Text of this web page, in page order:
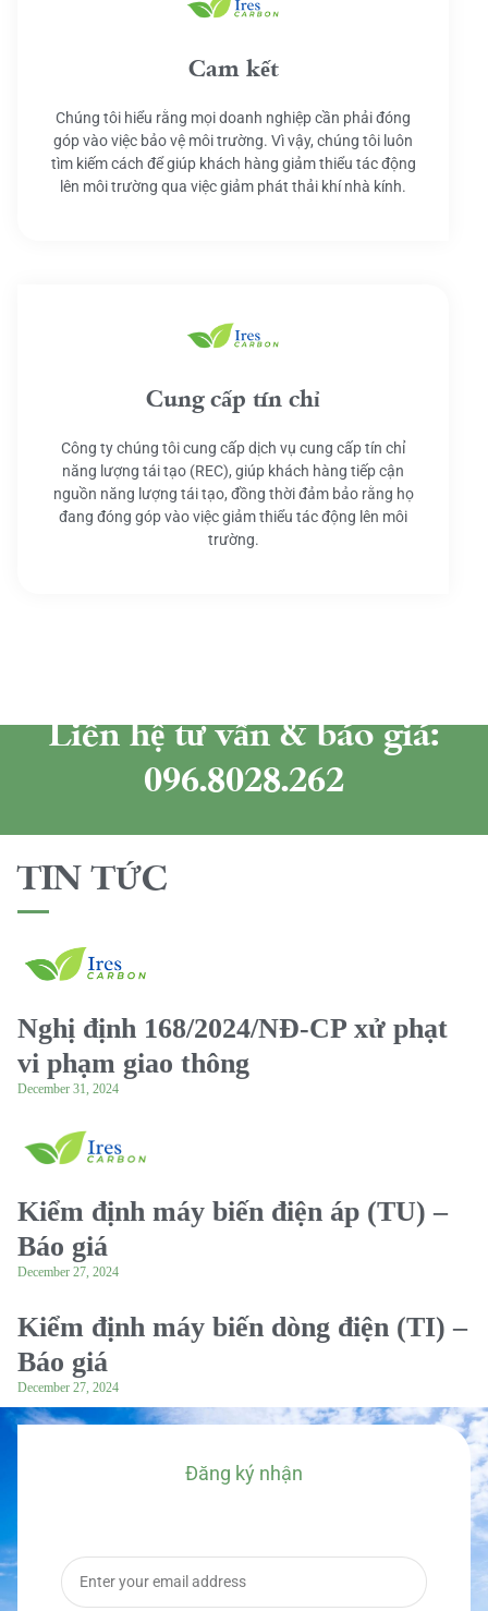
Cam kết
Chúng tôi hiểu rằng mọi doanh nghiệp cần phải đóng
góp vào việc bảo vệ môi trường. Vì vậy, chúng tôi luôn
tìm kiếm cách để giúp khách hàng giảm thiểu tác động
lên môi trường qua việc giảm phát thải khí nhà kính.
Cung cấp tín chỉ
Công ty chúng tôi cung cấp dịch vụ cung cấp tín chỉ
năng lượng tái tạo (REC), giúp khách hàng tiếp cận
nguồn năng lượng tái tạo, đồng thời đảm bảo rằng họ
đang đóng góp vào việc giảm thiểu tác động lên môi
trường.
Liên hệ tư vấn & báo giá:
096.8028.262
TIN TỨC
Nghị định 168/2024/NĐ-CP xử phạt
vi phạm giao thông
December 31, 2024
Kiểm định máy biến điện áp (TU) –
Báo giá
December 27, 2024
Kiểm định máy biến dòng điện (TI) –
Báo giá
December 27, 2024
Đăng ký nhận